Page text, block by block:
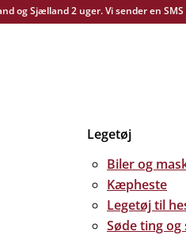
og Sjælland 2 uger. Vi sender en
Legetøj
Biler og
Kæpheste
Legetøj til
Søde ting og